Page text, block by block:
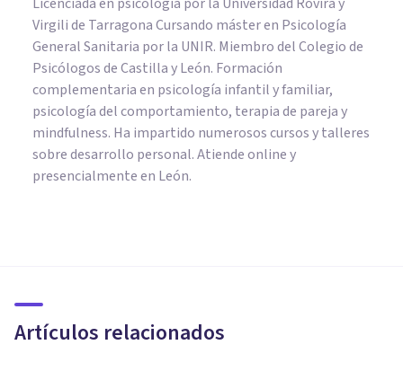
Virgili de Tarragona Cursando máster en Psicología
General Sanitaria por la UNIR. Miembro del Colegio de
Psicólogos de Castilla y León. Formación
complementaria en psicología infantil y familiar,
psicología del comportamiento, terapia de pareja y
mindfulness. Ha impartido numerosos cursos y talleres
sobre desarrollo personal. Atiende online y
presencialmente en León.
Artículos relacionados
comunicativas básicas